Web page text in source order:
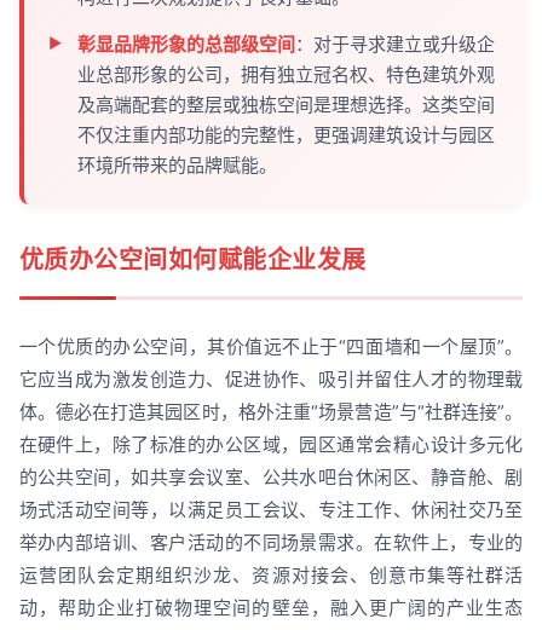
彰显品牌形象的总部级空间 ：对于寻求建立或升级企
业总部形象的公司，拥有独立冠名权、特色建筑外观
及高端配套的整层或独栋空间是理想选择。这类空间
不仅注重内部功能的完整性，更强调建筑设计与园区
环境所带来的品牌赋能。
优质办公空间如何赋能企业发展
一个优质的办公空间，其价值远不止于“四面墙和一个屋顶”。
它应当成为激发创造力、促进协作、吸引并留住人才的物理载
体。德必在打造其园区时，格外注重“场景营造”与“社群连接”。
在硬件上，除了标准的办公区域，园区通常会精心设计多元化
的公共空间，如共享会议室、公共水吧台休闲区、静音舱、剧
场式活动空间等，以满足员工会议、专注工作、休闲社交乃至
举办内部培训、客户活动的不同场景需求。在软件上，专业的
运营团队会定期组织沙龙、资源对接会、创意市集等社群活
动，帮助企业打破物理空间的壁垒，融入更广阔的产业生态